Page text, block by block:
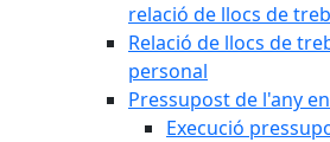
relació de llocs de
Relació de llocs de
personal
Pressupost de l'any
Execució